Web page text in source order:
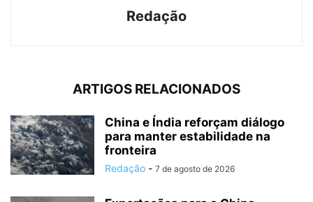
Redação
ARTIGOS RELACIONADOS
China e Índia reforçam diálogo
para manter estabilidade na
fronteira
Redação - 7 de agosto de 2026